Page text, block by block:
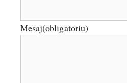
Mesaj(obligatoriu)